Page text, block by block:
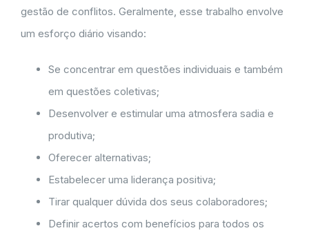
gestão de conflitos. Geralmente, esse trabalho envolve
um esforço diário visando:
Se concentrar em questões individuais e também
em questões coletivas;
Desenvolver e estimular uma atmosfera sadia e
produtiva;
Oferecer alternativas;
Estabelecer uma liderança positiva;
Tirar qualquer dúvida dos seus colaboradores;
Definir acertos com benefícios para todos os